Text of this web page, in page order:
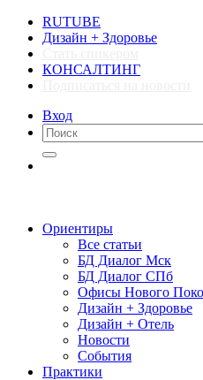
RUTUBE
Дизайн + Здоровье
КОНСАЛТИНГ
Вход
Ориентиры
Все статьи
БД Диалог Мск
БД Диалог СПб
Офисы Нового
Дизайн + Здоровье
Дизайн + Отель
Новости
События
Практики